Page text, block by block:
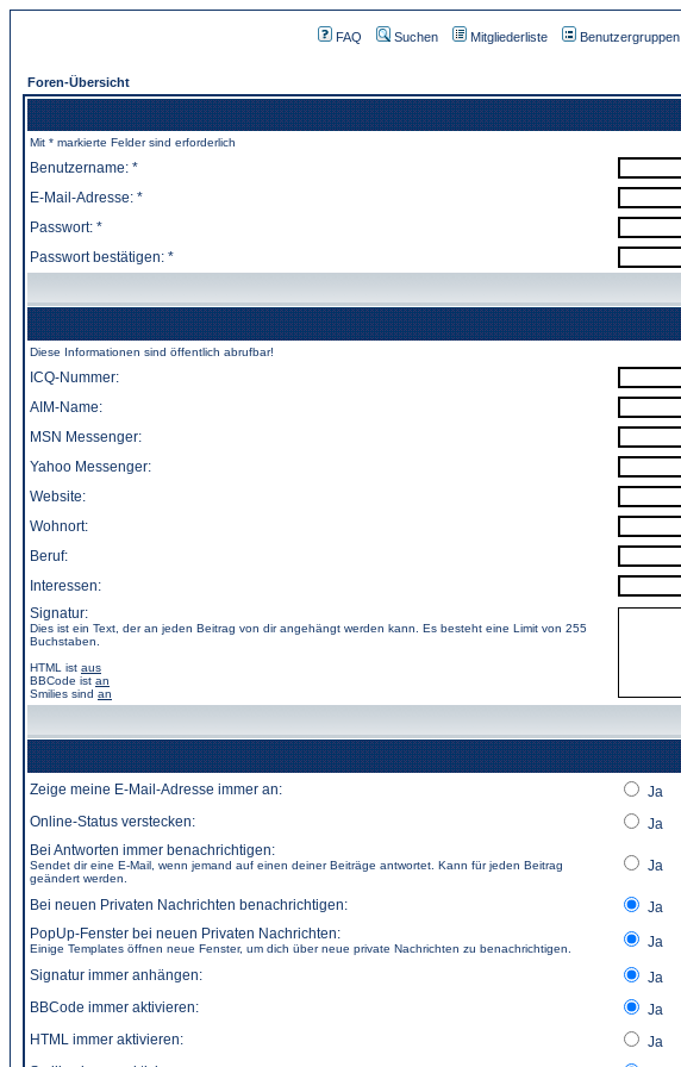
FAQ Suchen Mitgliederliste Benutzergruppen
Foren-Übersicht
Mit * markierte Felder sind erforderlich
Benutzername: *
E-Mail-Adresse: *
Passwort: *
Passwort bestätigen: *
Diese Informationen sind öffentlich abrufbar!
ICQ-Nummer:
AIM-Name:
MSN Messenger:
Yahoo Messenger:
Website:
Wohnort:
Beruf:
Interessen:
Signatur:
Dies ist ein Text, der an jeden Beitrag von dir angehängt werden kann. Es besteht eine Limit von 255
Buchstaben.
HTML ist aus
BBCode ist an
Smilies sind an
Zeige meine E-Mail-Adresse immer an: Ja
Online-Status verstecken:
Ja
Bei Antworten immer benachrichtigen:
Sendet dir eine E-Mail, wenn jemand auf einen deiner Beiträge antwortet. Kann für jeden Beitrag
geändert werden.
Ja
Bei neuen Privaten Nachrichten benachrichtigen: Ja
PopUp-Fenster bei neuen Privaten Nachrichten:
Einige Templates öffnen neue Fenster, um dich über neue private Nachrichten zu benachrichtigen. Ja
Signatur immer anhängen:
Ja
BBCode immer aktivieren:
Ja
HTML immer aktivieren:
Ja